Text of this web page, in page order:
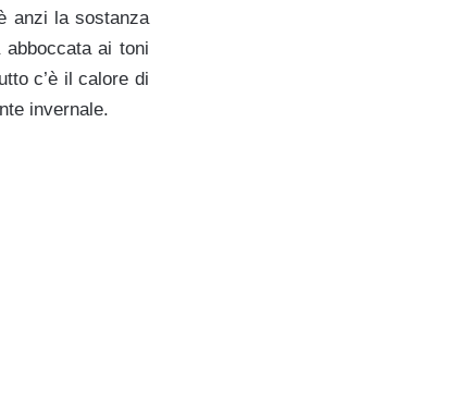
anzi la sostanza
ai toni
c’è il calore di
invernale.